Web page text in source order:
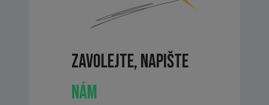
Zavolejte, Napište
Nám